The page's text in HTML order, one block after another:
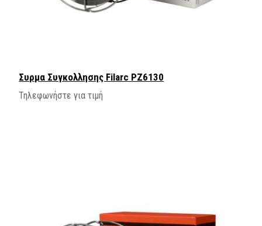
Συρμα Συγκολλησης Filarc PZ6130
Τηλεφωνήστε για τιμή